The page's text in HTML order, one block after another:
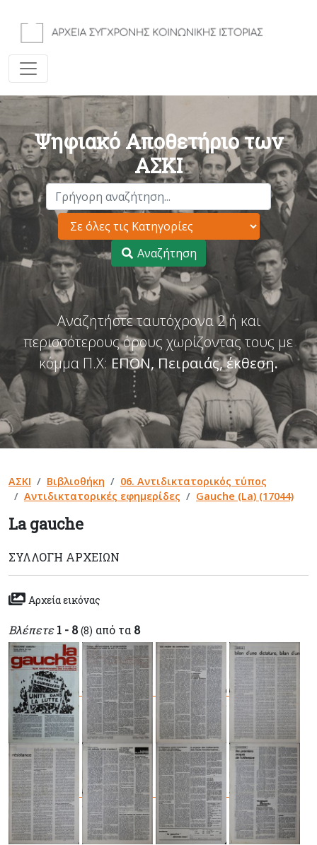
Ψηφιακό Αποθετήριο των
ΑΣΚΙ
Αναζήτηση
Αναζητήστε ταυτόχρονα 2 ή και
περισσότερους όρους χωρίζοντας τους με
κόμμα Π.Χ: ΕΠΟΝ, Πειραιάς, έκθεση.
ΑΣΚΙ Βιβλιοθήκη
06. Αντιδικτατορικός τύπος
Αντιδικτατορικές εφημερίδες
Gauche (La) (17044)
La gauche
ΣΥΛΛΟΓΉ ΑΡΧΕΊΩΝ
Αρχεία εικόνας
Βλέπετε 1 - 8 (8) από τα 8